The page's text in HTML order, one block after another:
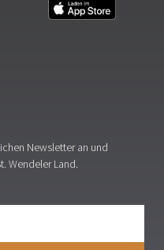
Newsletter an und
Wendeler Land.